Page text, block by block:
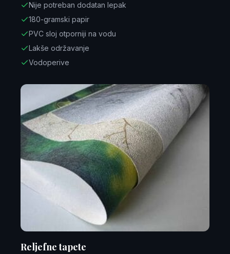
Nije potreban dodatan lepak
180-gramski papir
PVC sloj otporniji na vodu
Lakše održavanje
Vodoperive
Reljefne tapete